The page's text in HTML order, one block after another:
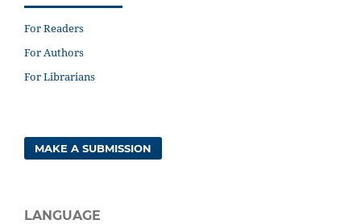
For Readers
For Authors
For Librarians
MAKE A SUBMISSION
LANGUAGE